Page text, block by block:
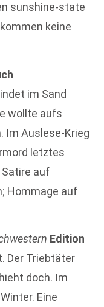
sunshine-state
keine
im Sand
wollte aufs
Im Auslese-Krieg
letztes
auf
Hommage auf
Edition
Der Triebtäter
doch. Im
Eine